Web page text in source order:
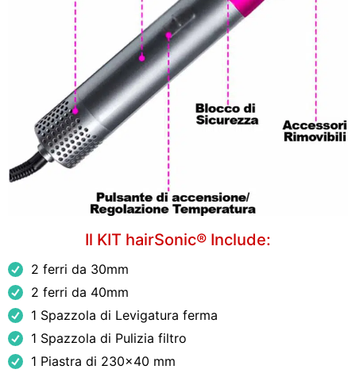
Il KIT hairSonic® Include:
2 ferri da 30mm
2 ferri da 40mm
1 Spazzola di Levigatura ferma
1 Spazzola di Pulizia filtro
1 Piastra di 230x40 mm